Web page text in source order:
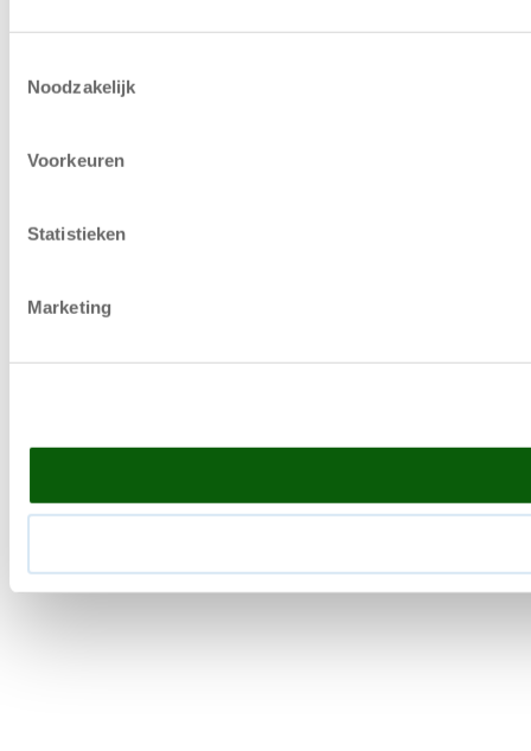
Noodzakelijk
Voorkeuren
Statistieken
Marketing